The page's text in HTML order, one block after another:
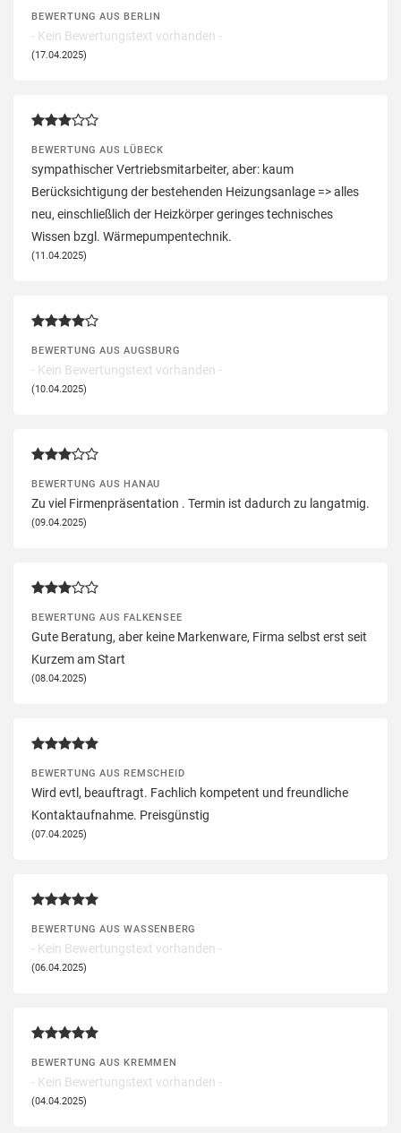
BEWERTUNG AUS BERLIN
- Kein Bewertungstext vorhanden -
(17.04.2025)
BEWERTUNG AUS LÜBECK
sympathischer Vertriebsmitarbeiter, aber: kaum
Berücksichtigung der bestehenden Heizungsanlage => alles
neu, einschließlich der Heizkörper geringes technisches
Wissen bzgl. Wärmepumpentechnik.
(11.04.2025)
BEWERTUNG AUS AUGSBURG
- Kein Bewertungstext vorhanden -
(10.04.2025)
BEWERTUNG AUS HANAU
Zu viel Firmenpräsentation . Termin ist dadurch zu langatmig.
(09.04.2025)
BEWERTUNG AUS FALKENSEE
Gute Beratung, aber keine Markenware, Firma selbst erst seit
Kurzem am Start
(08.04.2025)
BEWERTUNG AUS REMSCHEID
Wird evtl, beauftragt. Fachlich kompetent und freundliche
Kontaktaufnahme. Preisgünstig
(07.04.2025)
BEWERTUNG AUS WASSENBERG
- Kein Bewertungstext vorhanden -
(06.04.2025)
BEWERTUNG AUS KREMMEN
- Kein Bewertungstext vorhanden -
(04.04.2025)